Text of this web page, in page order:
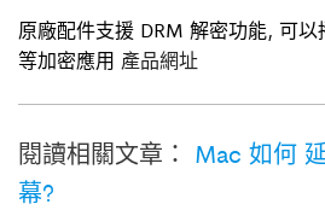
原廠配件支援 DRM 解密功能, 可
等加密應用 產品網址
閱讀相關文章： Mac 如何
幕?